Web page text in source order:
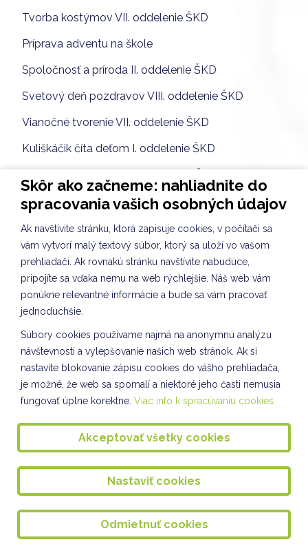
Tvorba kostýmov VII. oddelenie ŠKD
Príprava adventu na škole
Spoločnosť a príroda II. oddelenie ŠKD
Svetový deň pozdravov VIII. oddelenie ŠKD
Vianočné tvorenie VII. oddelenie ŠKD
Kuliškáčik číta deťom I. oddelenie ŠKD
Kuliškáčik číta deťom IV. oddelenie a III. oddelenie ŠKD
Knižničné pexeso - V. a VII. oddelenie ŠKD
Kuliškáčik číta deťom VIII. oddelenie ŠKD
Vianočné pozdravy VIII. oddelenie ŠKD
Vianočné ozdoby VIII. oddelenie ŠKD
Spoločnosť a príroda IV. oddelenie ŠKD
Spoločnosť a príroda VII. oddelenie ŠKD
SLÁVNOSŤ SVETIELOK
Ponožkový október
Vesmír očami detí IV. A
Výroba lampiónov VIII. oddelenie ŠKD
Ozdoby na školský vianočný stromček
DOPRAVÁČIK III. a VII. oddelenie ŠKD
Skôr ako začneme: nahliadnite do
spracovania vašich osobných údajov
Ak navštívite stránku, ktorá zapisuje cookies, v počítači sa
vám vytvorí malý textový súbor, ktorý sa uloží vo vašom
prehliadači. Ak rovnakú stránku navštívite nabudúce,
pripojíte sa vďaka nemu na web rýchlejšie. Náš web vám
ponúkne relevantné informácie a bude sa vám pracovať
jednoduchšie.
Súbory cookies používame najmä na anonymnú analýzu
návštevnosti a vylepšovanie našich web stránok. Ak si
nastavíte blokovanie zápisu cookies do vášho prehliadača,
je možné, že web sa spomalí a niektoré jeho časti nemusia
fungovať úplne korektne. Viac info k spracúvaniu cookies.
Akceptovať všetky cookies
Nastaviť cookies
Odmietnuť cookies